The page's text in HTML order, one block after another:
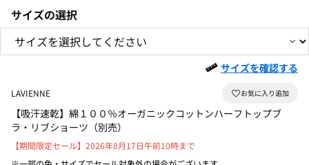
サイズの選択
サイズを確認する
LAVIENNE
【吸汗速乾】綿１００％オーガニックコットンハーフトップブ
ラ・リブショーツ（別売）
【期間限定セール】2026年8月17日午前10時まで